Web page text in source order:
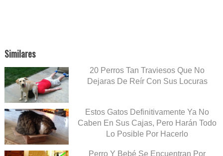
Similares
20 Perros Tan Traviesos Que No
Dejaras De Reír Con Sus Locuras
Estos Gatos Definitivamente Ya No
Caben En Sus Cajas, Pero Harán Todo
Lo Posible Por Hacerlo
Perro Y Bebé Se Encuentran Por